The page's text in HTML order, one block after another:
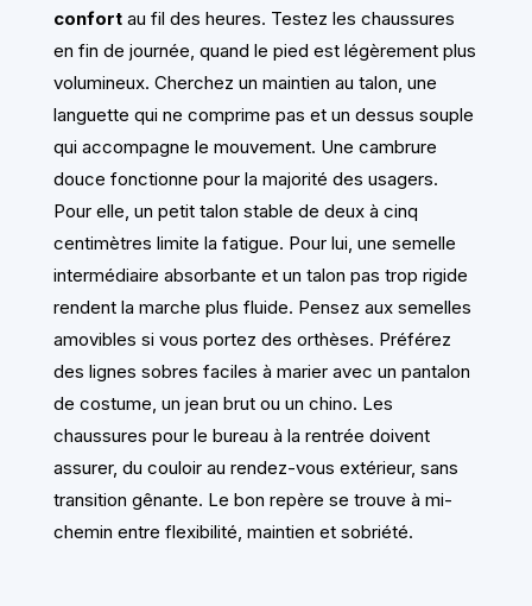
confortau fil des heures. Testez les chaussures
en fin de journée, quand le pied est légèrement plus
volumineux. Cherchez un maintien au talon, une
languette qui ne comprime pas et un dessus souple
qui accompagne le mouvement. Une cambrure
douce fonctionne pour la majorité des usagers.
Pour elle, un petit talon stable de deux à cinq
centimètres limite la fatigue. Pour lui, une semelle
intermédiaire absorbante et un talon pas trop rigide
rendent la marche plus fluide. Pensez aux semelles
amovibles si vous portez des orthèses. Préférez
des lignes sobres faciles à marier avec un pantalon
de costume, un jean brut ou un chino. Les
chaussures pour le bureau à la rentrée doivent
assurer, du couloir au rendez-vous extérieur, sans
transition gênante. Le bon repère se trouve à mi-
chemin entre flexibilité, maintien et sobriété.